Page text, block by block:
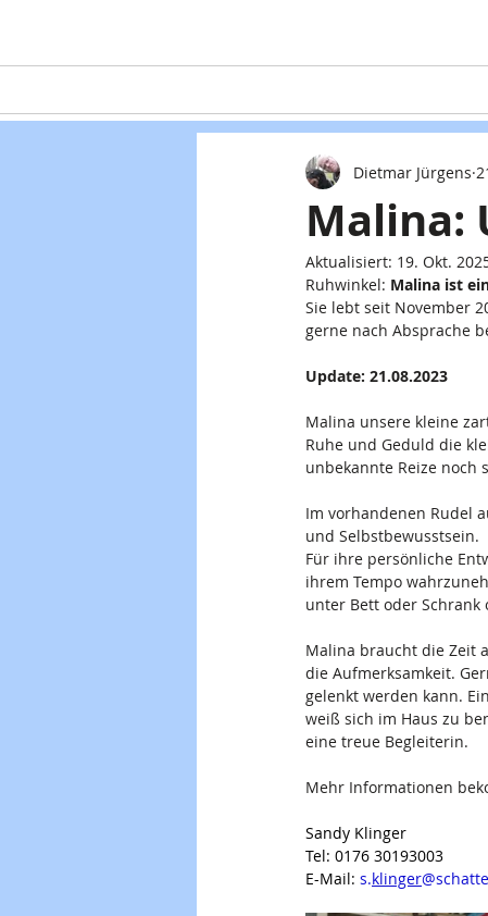
Malina:
Dietmar Jürgens
Aktualisiert: 19. Okt.
Ruhwinkel: Malina ist
Sie lebt seit November
gerne nach Absprache
Update: 21.08.2023
Malina unsere kleine
Ruhe und Geduld die
unbekannte Reize noch
Im vorhandenen Rudel
und Selbstbewusstsein.
Für ihre persönliche
ihrem Tempo
unter Bett oder
Malina braucht die Zeit
die Aufmerksamkeit.
gelenkt werden kann.
weiß sich im Haus zu
eine treue Begleiterin.
Mehr Informationen
Sandy Klinger
Tel: 0176 30193003
E-Mail: s.klinger